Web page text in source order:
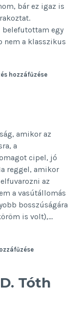
bár ez igaz is
belefutottam egy
nem a klasszikus
hozzáfűzése
amikor az
a
cipel, jó
reggel, amikor
az
a vasútállomás
bosszúságára
is volt),…
Tóth